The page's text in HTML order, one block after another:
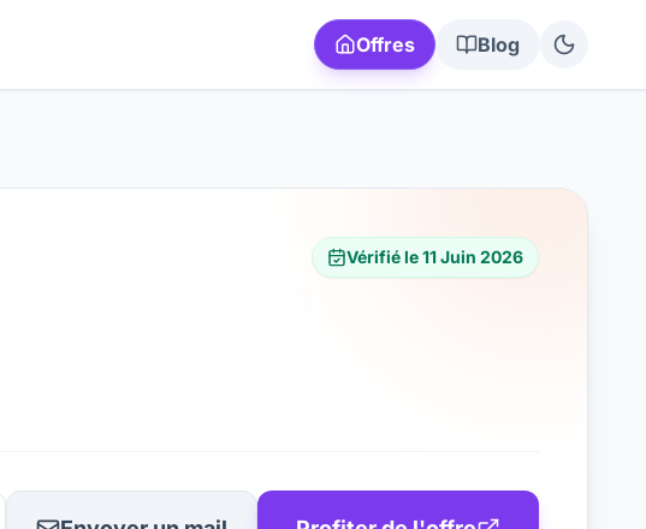
Offres Blog
Vérifié le11 Juin 2026